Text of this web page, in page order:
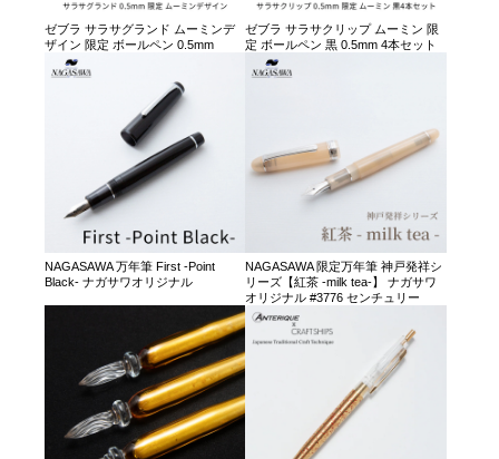
ゼブラ サラサグランド ムーミンデ
ザイン 限定 ボールペン 0.5mm
ゼブラ サラサクリップ ムーミン 限
定 ボールペン 黒 0.5mm 4本セット
NAGASAWA 万年筆 First -Point
Black- ナガサワオリジナル
NAGASAWA 限定万年筆 神戸発祥シ
リーズ【紅茶 -milk tea-】 ナガサワ
オリジナル #3776 センチュリー